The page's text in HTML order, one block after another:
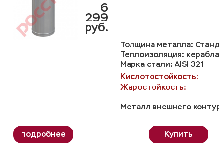
Толщина металла:
Теплоизоляция:
Марка стали: AISI 321
Кислотостойкость:
Жаростойкость:
Металл внешнего
6
299
руб.
Купить